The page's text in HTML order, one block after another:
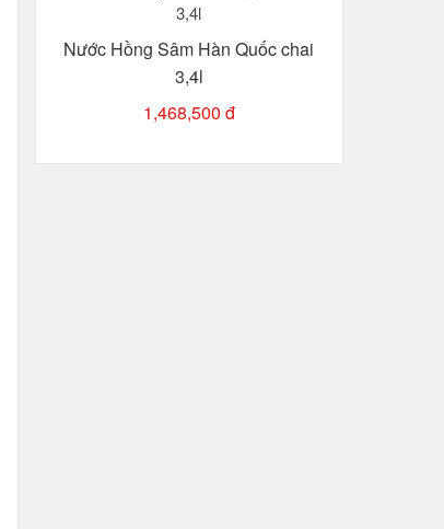
Nước Hồng Sâm Hàn Quốc chai
3,4l
1,468,500 đ